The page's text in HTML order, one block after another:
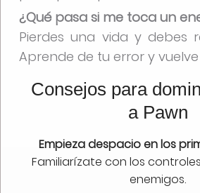
¿Qué pasa si me toca un
Pierdes una vida y debes
Aprende de tu error y
Consejos para
a Pawn
Empieza despacio en los
Familiarízate con los
enemigos.